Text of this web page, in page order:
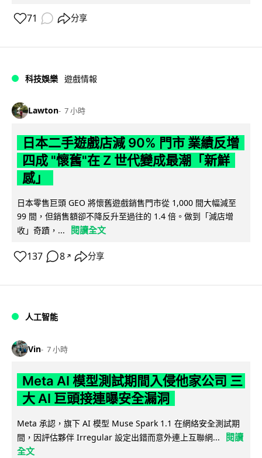
71 分享
科技娛樂 遊戲情報
Lawton 7 小時
日本二手遊戲店減 90% 門市 業績反增
四成 "懷舊"在 Z 世代變成最潮「新鮮
感」
日本零售巨頭 GEO 將懷舊遊戲銷售門市從 1,000 間大幅減至
99 間，但銷售額卻不降反升至過往的 1.4 倍。做到「減店增
收」奇蹟，...
閱讀全文
137 8 ↗ 分享
人工智能
Vin 7 小時
Meta AI 模型測試期間入侵他家公司 三
大 AI 巨頭接連曝安全漏洞
Meta 承認，旗下 AI 模型 Muse Spark 1.1 在網絡安全測試期
間，因評估夥伴 Irregular 設定出錯而意外連上互聯網...
閱讀
全文